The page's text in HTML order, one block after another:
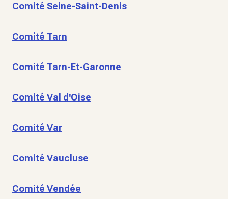
Comité Seine-Saint-Denis
Comité Tarn
Comité Tarn-Et-Garonne
Comité Val d'Oise
Comité Var
Comité Vaucluse
Comité Vendée